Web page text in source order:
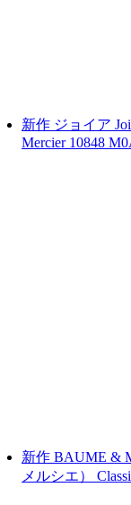
新作 ジョイア
Mercier 10848
新作 BAUME &
メルシエ）